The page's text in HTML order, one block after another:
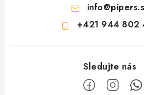
info@
+421 944 802